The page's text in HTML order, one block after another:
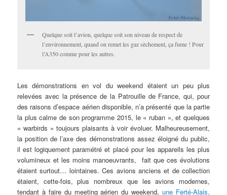
Quelque soit l’avion, quelque soit son niveau de respect de
l’environnement, quand on remet les gaz sèchement, ça fume ! Pour
l’A350 comme pour les autres.
Les démonstrations en vol du weekend étaient un peu plus
relevées avec la présence de la Patrouille de France, qui, pour
des raisons d’espace aérien disponible, n’a présenté que la partie
la plus calme de son programme 2015, le « ruban », et quelques
« warbirds » toujours plaisants à voir évoluer. Malheureusement,
la position de l’axe des démonstrations assez éloigné du public,
il est logiquement paramétré et placé pour les appareils les plus
volumineux et les moins manoeuvrants, fait que ces évolutions
étaient surtout… lointaines. Ces avions anciens et de collection
étaient, cette-fois, plus nombreux que les avions modernes,
tendant à faire du meeting aérien du weekend,une Ferté-Alais,